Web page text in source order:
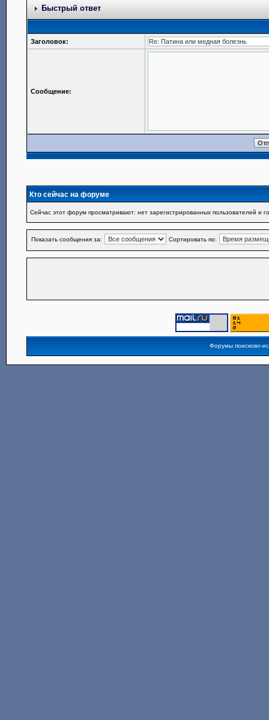
Быстрый ответ
Заголовок:
Сообщение:
Кто сейчас на форуме
Сейчас этот форум просматривают: нет зарегистрированных пользователей и
Показать сообщения за: Сортировать по:
Форумы поисково-